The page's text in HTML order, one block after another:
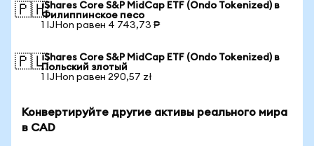
🇵🇭iShares Core S&P MidCap ETF (Ondo Tokenized) в
Филиппинское песо
1 IJHon равен 4 743,73 ₱
🇵🇱iShares Core S&P MidCap ETF (Ondo Tokenized) в
Польский злотый
1 IJHon равен 290,57 zł
Конвертируйте другие активы реального мира
в CAD